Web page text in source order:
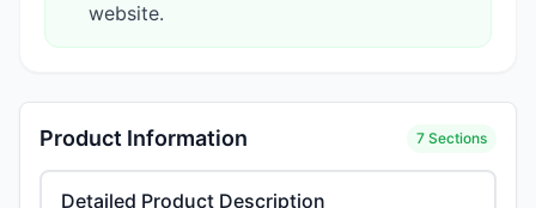
website.
Product Information 7 Sections
Select product information section